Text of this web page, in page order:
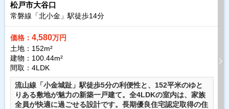
松戸市大谷口
常磐線「北小金」駅徒歩14分
価格： 4,580万円
土地：152m²
建物：100.44m²
間取：4LDK
流山線「小金城趾」駅徒歩5分の利便性と、152平米のゆと
りある敷地が魅力の新築一戸建て。全4LDKの室内は、家族
全員が快適に過ごせる設計です。長期優良住宅認定取得の住